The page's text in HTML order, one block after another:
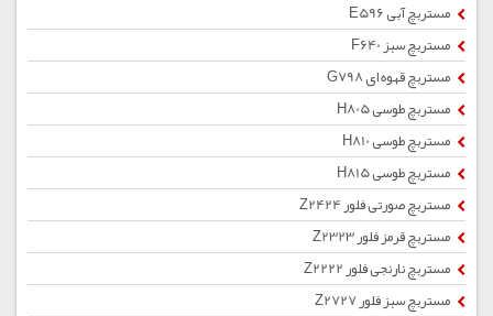
مستربچ آبی E596
مستربچ سبز F640
مستربچ قهوه ای G798
مستربچ طوسی H805
مستربچ طوسی H810
مستربچ طوسی H815
مستربچ صورتی فلور Z2424
مستربچ قرمز فلور Z2323
مستربچ نارنجی فلور Z2222
مستربچ سبز فلور Z2727